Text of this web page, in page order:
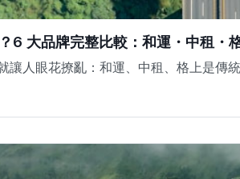
6 大品牌完整比較：和運・中租・
讓人眼花撩亂：和運、中租、格上是